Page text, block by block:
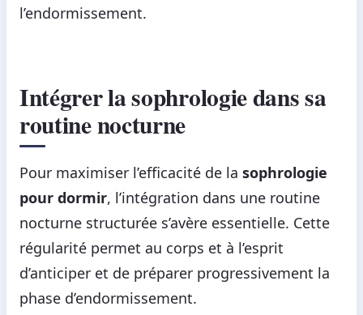
l’endormissement.
Intégrer la sophrologie dans sa
routine nocturne
Pour maximiser l’efficacité de la sophrologie
pour dormir, l’intégration dans une routine
nocturne structurée s’avère essentielle. Cette
régularité permet au corps et à l’esprit
d’anticiper et de préparer progressivement la
phase d’endormissement.